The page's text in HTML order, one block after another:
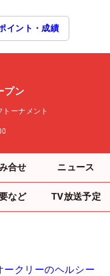
イント・成績
プン
ーナメント
合せ ニュース
など TV放送予定
ークリーのヘルシー